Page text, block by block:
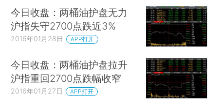
今日收盘：两桶油护盘无力
沪指失守2700点跌近3%
2016年01月28日 APP打开
今日收盘：两桶油护盘拉升
沪指重回2700点跌幅收窄
2016年01月27日 APP打开